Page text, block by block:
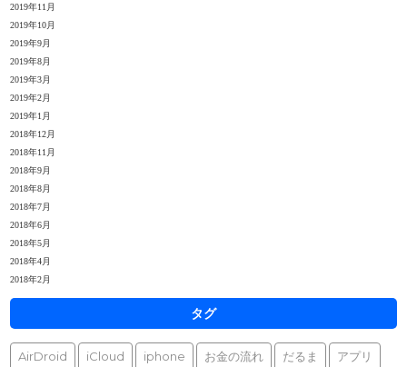
2019年11月
2019年10月
2019年9月
2019年8月
2019年3月
2019年2月
2019年1月
2018年12月
2018年11月
2018年9月
2018年8月
2018年7月
2018年6月
2018年5月
2018年4月
2018年2月
タグ
AirDroid iCloud iphone お金の流れ だるま アプリ